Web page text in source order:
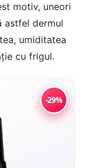
motiv, uneori
astfel dermul
umiditatea
cu frigul.
-29%